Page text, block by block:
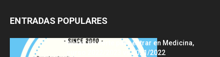
ENTRADAS POPULARES
Notas de corte para entrar en Medicina,
curso 2022/2023 vs 2021/2022